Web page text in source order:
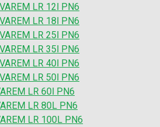
LR 12l PN6
LR 18l PN6
LR 25l PN6
LR 35l PN6
LR 40l PN6
LR 50l PN6
LR 60l PN6
LR 80L PN6
LR 100L PN6